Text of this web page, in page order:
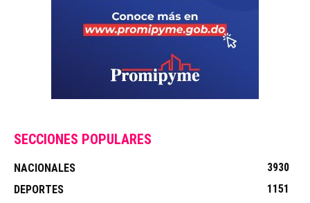
SECCIONES POPULARES
NACIONALES
3930
DEPORTES
1151